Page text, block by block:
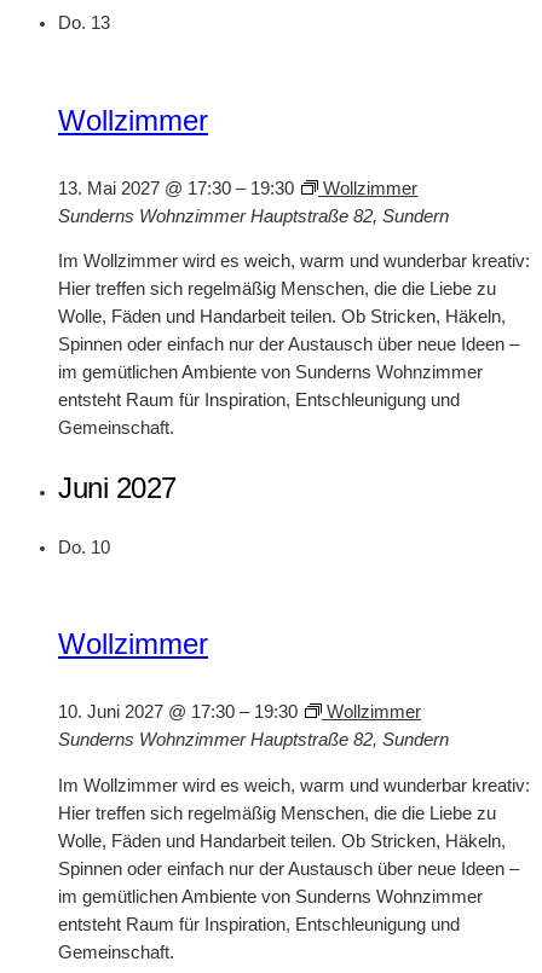
Do. 13
Wollzimmer
13. Mai 2027 @ 17:30 – 19:30
Wollzimmer
Sunderns WohnzimmerHauptstraße 82, Sundern
Im Wollzimmer wird es weich, warm und wunderbar kreativ:
Hier treffen sich regelmäßig Menschen, die die Liebe zu
Wolle, Fäden und Handarbeit teilen. Ob Stricken, Häkeln,
Spinnen oder einfach nur der Austausch über neue Ideen –
im gemütlichen Ambiente von Sunderns Wohnzimmer
entsteht Raum für Inspiration, Entschleunigung und
Gemeinschaft.
Juni 2027
Do. 10
Wollzimmer
10. Juni 2027 @ 17:30 – 19:30
Wollzimmer
Sunderns WohnzimmerHauptstraße 82, Sundern
Im Wollzimmer wird es weich, warm und wunderbar kreativ:
Hier treffen sich regelmäßig Menschen, die die Liebe zu
Wolle, Fäden und Handarbeit teilen. Ob Stricken, Häkeln,
Spinnen oder einfach nur der Austausch über neue Ideen –
im gemütlichen Ambiente von Sunderns Wohnzimmer
entsteht Raum für Inspiration, Entschleunigung und
Gemeinschaft.